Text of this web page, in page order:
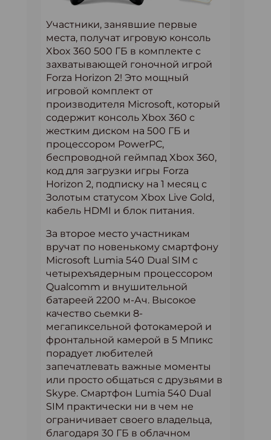
Участники, занявшие первые
места, получат игровую консоль
Xbox 360 500 ГБ в комплекте с
захватывающей гоночной игрой
Forza Horizon 2! Это мощный
игровой комплект от
производителя Microsoft, который
содержит консоль Xbox 360 с
жестким диском на 500 ГБ и
процессором PowerPC,
беспроводной геймпад Xbox 360,
код для загрузки игры Forza
Horizon 2, подписку на 1 месяц с
Золотым статусом Xbox Live Gold,
кабель HDMI и блок питания.
За второе место участникам
вручат по новенькому смартфону
Microsoft Lumia 540 Dual SIM с
четырехъядерным процессором
Qualcomm и внушительной
батареей 2200 м-Ач. Высокое
качество сьемки 8-
мегапиксельной фотокамерой и
фронтальной камерой в 5 Мпикс
порадует любителей
запечатлевать важные моменты
или просто общаться с друзьями в
Skype. Смартфон Lumia 540 Dual
SIM практически ни в чем не
ограничивает своего владельца,
благодаря 30 ГБ в облачном